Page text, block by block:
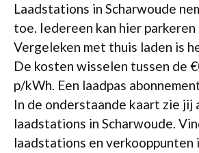
Laadstations in Scharwoude
toe. Iedereen kan hier parkeren
Vergeleken met thuis laden is
De kosten wisselen tussen de
p/kWh. Een laadpas
In de onderstaande kaart zie jij
laadstations in Scharwoude.
laadstations en verkooppunten